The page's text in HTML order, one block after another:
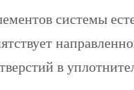
системы
в